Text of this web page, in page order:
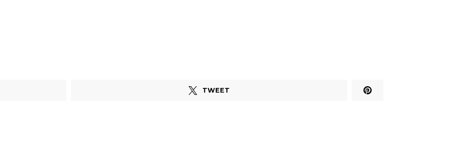
TWEET